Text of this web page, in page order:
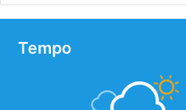
Tempo